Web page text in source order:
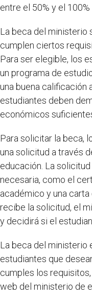
entre el 50% y el
La beca del ministerio
cumplen ciertos
Para ser elegible, los
un programa de
una buena calificación
estudiantes deben
económicos
Para solicitar la beca,
una solicitud a través
educación. La
necesaria, como el
académico y una
recibe la solicitud, el
y decidirá si el
La beca del ministerio
estudiantes que
cumples los
web del ministerio de